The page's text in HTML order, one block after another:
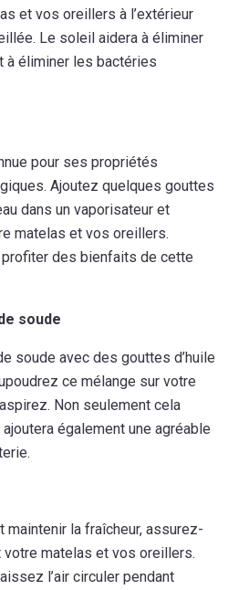
et vos oreillers à l’extérieur
Le soleil aidera à éliminer
à éliminer les bactéries
pour ses propriétés
Ajoutez quelques gouttes
dans un vaporisateur et
matelas et vos oreillers.
profiter des bienfaits de cette
soude
soude avec des gouttes d’huile
ce mélange sur votre
Non seulement cela
également une agréable
la fraîcheur, assurez-
votre matelas et vos oreillers.
l’air circuler pendant